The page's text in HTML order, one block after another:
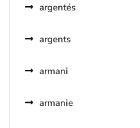
argentés
argents
armani
armanie